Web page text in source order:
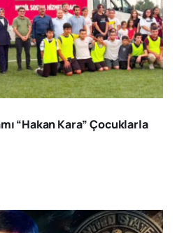
“Hakan Kara” Çocuklarla